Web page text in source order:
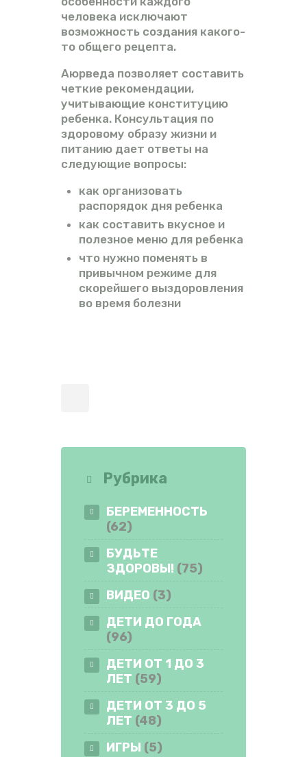
человека исключают
возможность создания какого-
то общего рецепта.
Аюрведа позволяет составить
четкие рекомендации,
учитывающие конституцию
ребенка. Консультация по
здоровому образу жизни и
питанию дает ответы на
следующие вопросы:
как организовать
распорядок дня ребенка
как составить вкусное и
полезное меню для ребенка
что нужно поменять в
привычном режиме для
скорейшего выздоровления
во время болезни
Рубрика
БЕРЕМЕННОСТЬ
(62)
БУДЬТЕ
ЗДОРОВЫ! (75)
ВИДЕО (3)
ДЕТИ ДО ГОДА
(96)
ДЕТИ ОТ 1 ДО 3
ЛЕТ (59)
ДЕТИ ОТ 3 ДО 5
ЛЕТ (48)
ИГРЫ (5)